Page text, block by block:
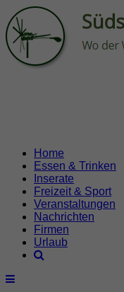
Home
Essen & Trinken
Inserate
Freizeit & Sport
Veranstaltungen
Nachrichten
Firmen
Urlaub